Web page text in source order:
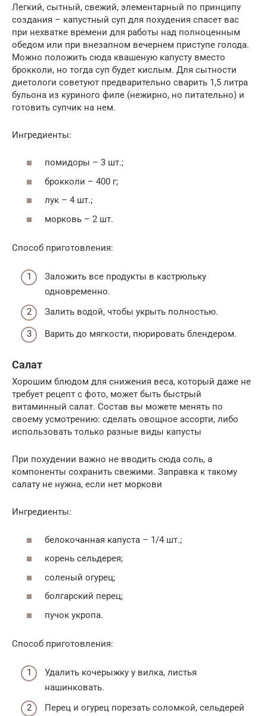
Легкий, сытный, свежий, элементарный по принципу
создания – капустный суп для похудения спасет вас
при нехватке времени для работы над полноценным
обедом или при внезапном вечернем приступе голода.
Можно положить сюда квашеную капусту вместо
брокколи, но тогда суп будет кислым. Для сытности
диетологи советуют предварительно сварить 1,5 литра
бульона из куриного филе (нежирно, но питательно) и
готовить супчик на нем.
Ингредиенты:
помидоры – 3 шт.;
брокколи – 400 г;
лук – 4 шт.;
морковь – 2 шт.
Способ приготовления:
Заложить все продукты в кастрюльку
одновременно.
Залить водой, чтобы укрыть полностью.
Варить до мягкости, пюрировать блендером.
Салат
Хорошим блюдом для снижения веса, который даже не
требует рецепт с фото, может быть быстрый
витаминный салат. Состав вы можете менять по
своему усмотрению: сделать овощное ассорти, либо
использовать только разные виды капусты
При похудении важно не вводить сюда соль, а
компоненты сохранить свежими. Заправка к такому
салату не нужна, если нет моркови
Ингредиенты:
белокочанная капуста – 1/4 шт.;
корень сельдерея;
соленый огурец;
болгарский перец;
пучок укропа.
Способ приготовления:
Удалить кочерыжку у вилка, листья
нашинковать.
Перец и огурец порезать соломкой, сельдерей